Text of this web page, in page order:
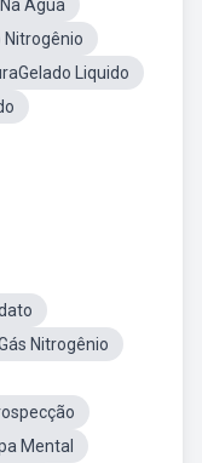
Água
Nitrogênio
Liquido
Nitrogênio
Mental